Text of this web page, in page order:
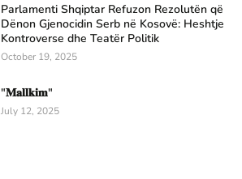
Parlamenti Shqiptar Refuzon Rezolutën që
Dënon Gjenocidin Serb në Kosovë: Heshtje
Kontroverse dhe Teatër Politik
October 19, 2025
"𝐌𝐚𝐥𝐥𝐤𝐢𝐦"
July 12, 2025